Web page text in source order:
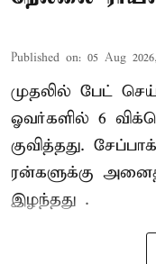
Published on: 05 Aug
முதலில் பேட்
ஓவர்களில் 6
குவித்தது.
ரன்களுக்கு
இழந்தது .